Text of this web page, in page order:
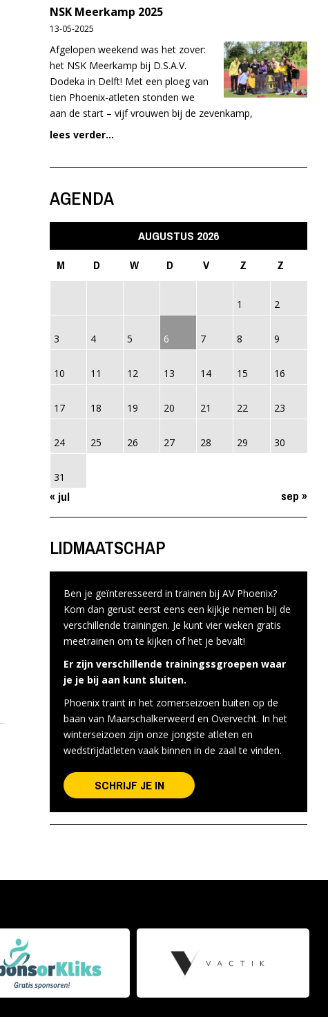
NSK Meerkamp 2025
13-05-2025
Afgelopen weekend was het zover:
het NSK Meerkamp bij D.S.A.V.
Dodeka in Delft! Met een ploeg van
tien Phoenix-atleten stonden we
aan de start – vijf vrouwen bij de zevenkamp,
lees verder...
AGENDA
AUGUSTUS 2026
M
D W D V Z Z
1 2
3 4 5 6 7 8 9
10 11 12 13 14 15 16
17 18 19 20 21 22 23
24 25 26 27 28 29 30
31
« jul sep »
LIDMAATSCHAP
Ben je geïnteresseerd in trainen bij AV Phoenix?
Kom dan gerust eerst eens een kijkje nemen bij de
verschillende trainingen. Je kunt vier weken gratis
meetrainen om te kijken of het je bevalt!
Er zijn verschillende trainingssgroepen waar
je je bij aan kunt sluiten.
Phoenix traint in het zomerseizoen buiten op de
baan van Maarschalkerweerd en Overvecht. In het
winterseizoen zijn onze jongste atleten en
wedstrijdatleten vaak binnen in de zaal te vinden.
SCHRIJF JE IN